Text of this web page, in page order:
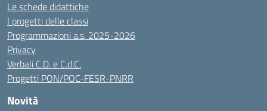
Le schede didattiche
I progetti delle classi
Programmazioni a.s. 2025-2026
Privacy
Verbali C.D. e C.d.C.
Progetti PON/POC-FESR-PNRR
Novità